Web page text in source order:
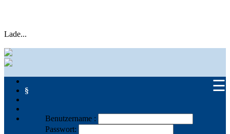
Lade...
☰
§
Benutzername :
Passwort: